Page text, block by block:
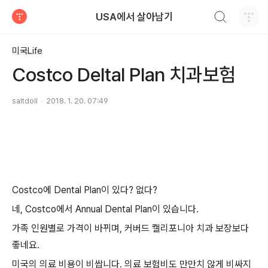
USA에서 살아남기
미국Life
Costco Deltal Plan 치과보험
saltdoll 2018. 1. 20. 07:49
Costco에 Dental Plan이 있다? 없다?
네, Costco에서 Annual Dental Plan이 있습니다.
가족 인원별로 가격이 바뀌며, 커버드 캘리포니아 치과 보장보다
좋네요.
미국의 의료 비용이 비쌉니다. 의료 보험비도 만만치 않게 비싸지